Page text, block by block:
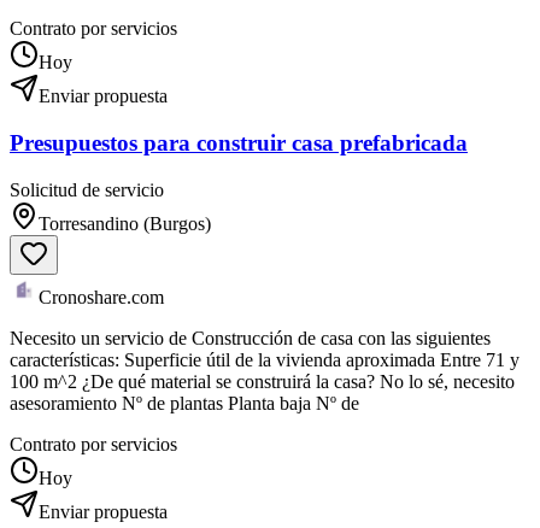
Contrato por servicios
Hoy
Enviar propuesta
Presupuestos para construir casa prefabricada
Solicitud de servicio
Torresandino (Burgos)
Cronoshare.com
Necesito un servicio de Construcción de casa con las siguientes
características: Superficie útil de la vivienda aproximada Entre 71 y
100 m^2 ¿De qué material se construirá la casa? No lo sé, necesito
asesoramiento Nº de plantas Planta baja Nº de
Contrato por servicios
Hoy
Enviar propuesta